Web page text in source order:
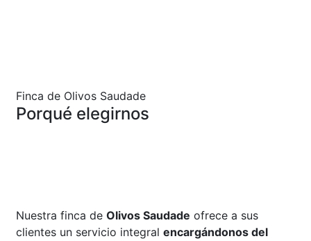
Finca de Olivos Saudade
Porqué elegirnos
Nuestra finca de Olivos Saudade ofrece a sus
clientes un servicio integral encargándonos del